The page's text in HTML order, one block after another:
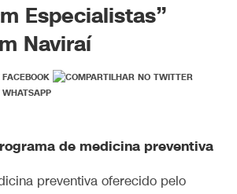
Especialistas”
Naviraí
de medicina preventiva
preventiva oferecido pelo